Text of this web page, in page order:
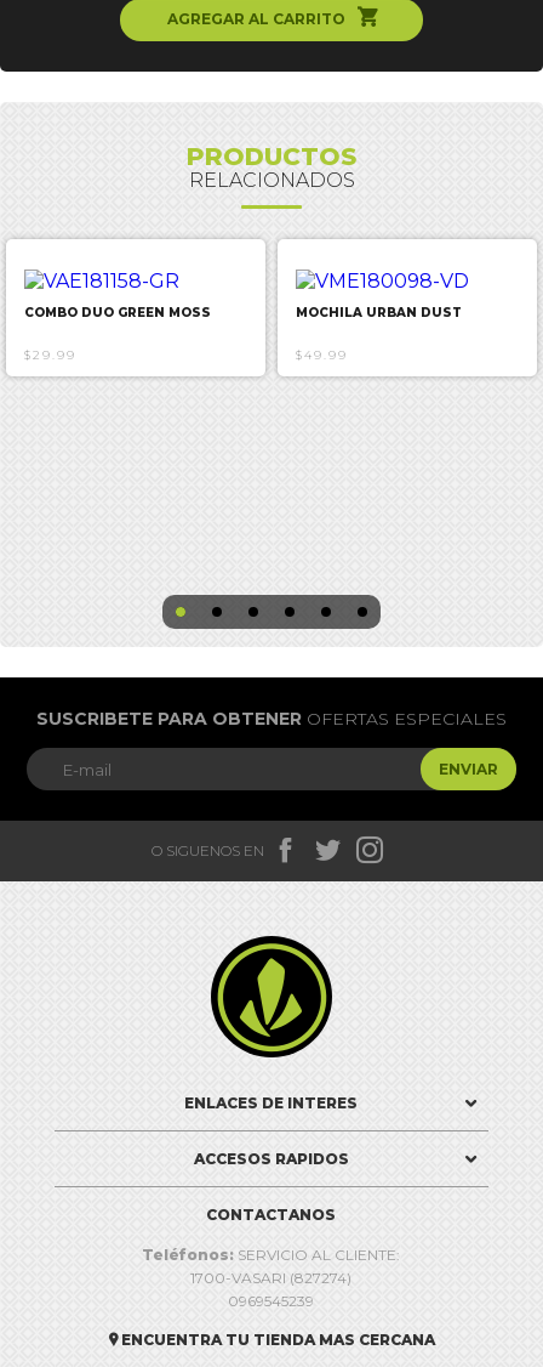
AGREGAR AL CARRITO ຐ
PRODUCTOS
RELACIONADOS
COMBO DUO GREEN MOSS
$29.99
MOCHILA URBAN DUST
$49.99
SUSCRIBETE PARA OBTENER OFERTAS ESPECIALES
ENVIAR
O SIGUENOS EN   

ENLACES DE INTERES
ACCESOS RAPIDOS
CONTACTANOS
Teléfonos: SERVICIO AL CLIENTE:
1700-VASARI (827274)
0969545239
 ENCUENTRA TU TIENDA MAS CERCANA